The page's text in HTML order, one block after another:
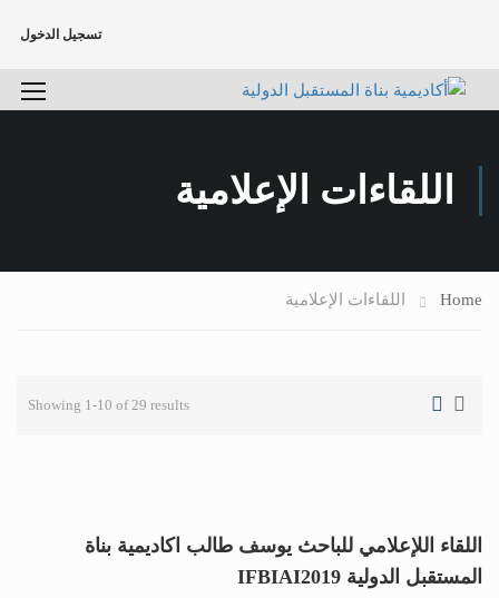
تسجيل الدخول
اللقاءات الإعلامية
Home اللقاءات الإعلامية
Showing 1-10 of 29 results
اللقاء اللإعلامي للباحث يوسف طالب اكاديمية بناة
المستقبل الدولية IFBIAI2019